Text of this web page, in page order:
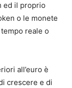
ed il proprio
o le monete
reale o
all’euro è
crescere e di